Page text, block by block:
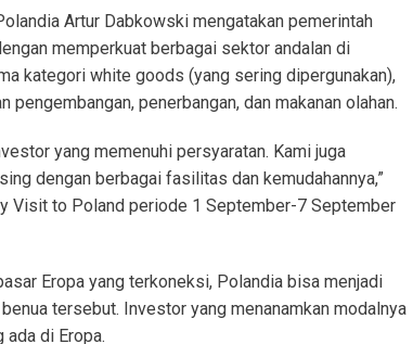
Artur Dabkowski mengatakan pemerintah
memperkuat berbagai sektor andalan di
kategori white goods (yang sering dipergunakan),
penerbangan, dan makanan olahan.
yang memenuhi persyaratan. Kami juga
dengan berbagai fasilitas dan kemudahannya,”
Visit to Poland periode 1 September-7 September
Eropa yang terkoneksi, Polandia bisa menjadi
tersebut. Investor yang menanamkan modalnya
di Eropa.